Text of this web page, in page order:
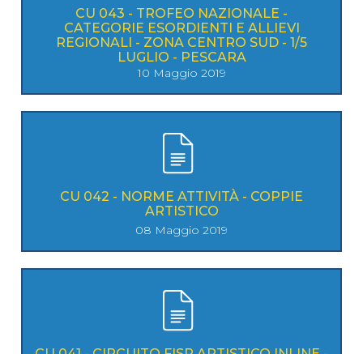
CU 043 - TROFEO NAZIONALE -
CATEGORIE ESORDIENTI E ALLIEVI
REGIONALI - ZONA CENTRO SUD - 1/5
LUGLIO - PESCARA
10 Maggio 2019
CU 042 - NORME ATTIVITÀ - COPPIE
ARTISTICO
08 Maggio 2019